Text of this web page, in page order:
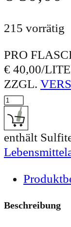
215 vorrätig
PRO
€ 40,00/
ZZGL.
DER OTT®
IN DEN
enthält
Beschreibung